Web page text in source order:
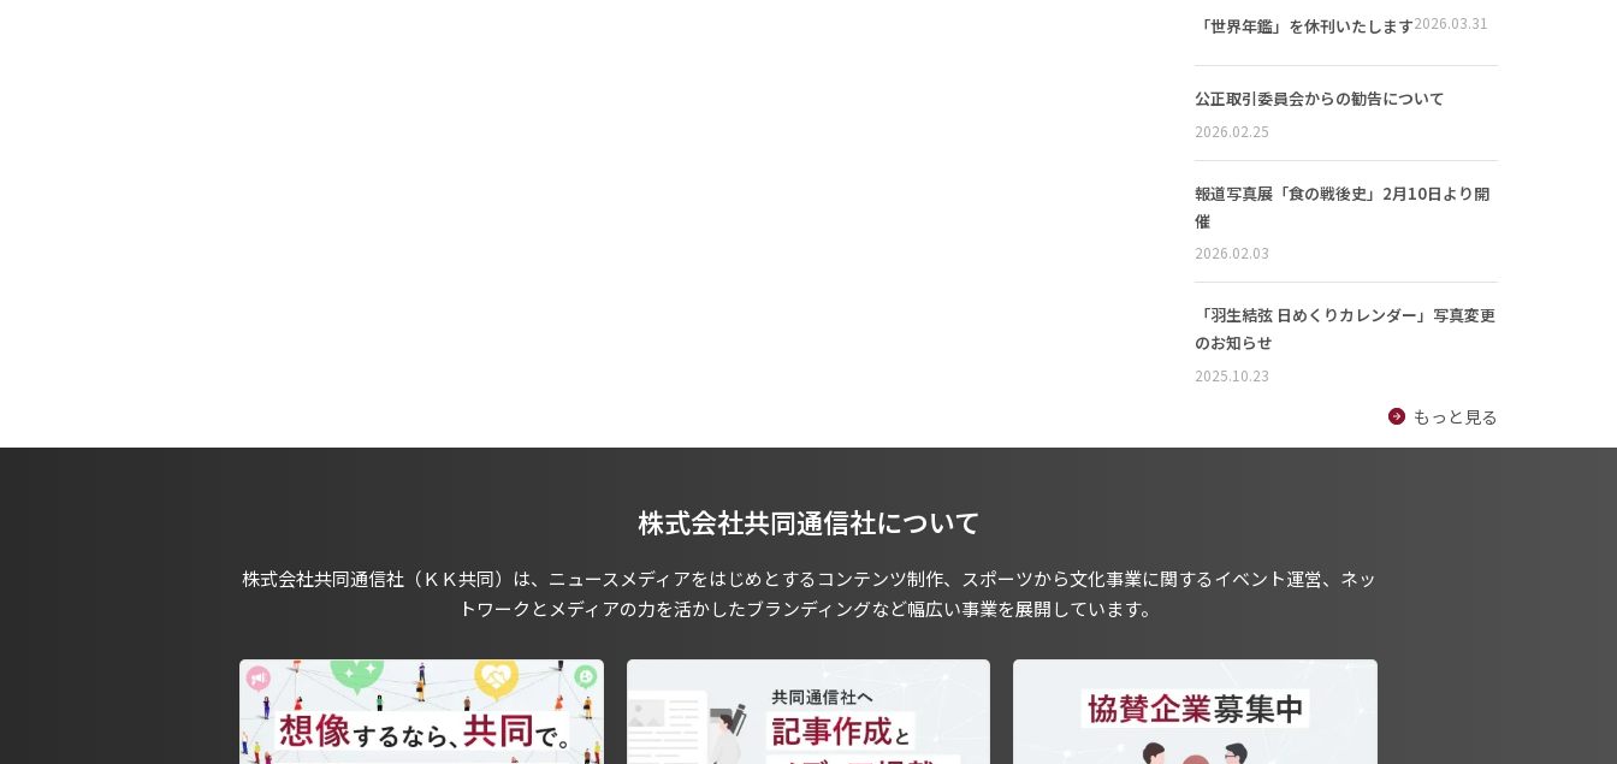
「世界年鑑」を休刊いたします2026.03.31
公正取引委員会からの勧告について
2026.02.25
報道写真展「食の戦後史」2月10日より開
催
2026.02.03
「羽生結弦 日めくりカレンダー」写真変更
のお知らせ
2025.10.23
もっと見る
株式会社共同通信社について
株式会社共同通信社（ＫＫ共同）は、ニュースメディアをはじめとするコンテンツ制作、スポーツから文化事業に関するイベント運営、ネッ
トワークとメディアの力を活かしたブランディングなど幅広い事業を展開しています。